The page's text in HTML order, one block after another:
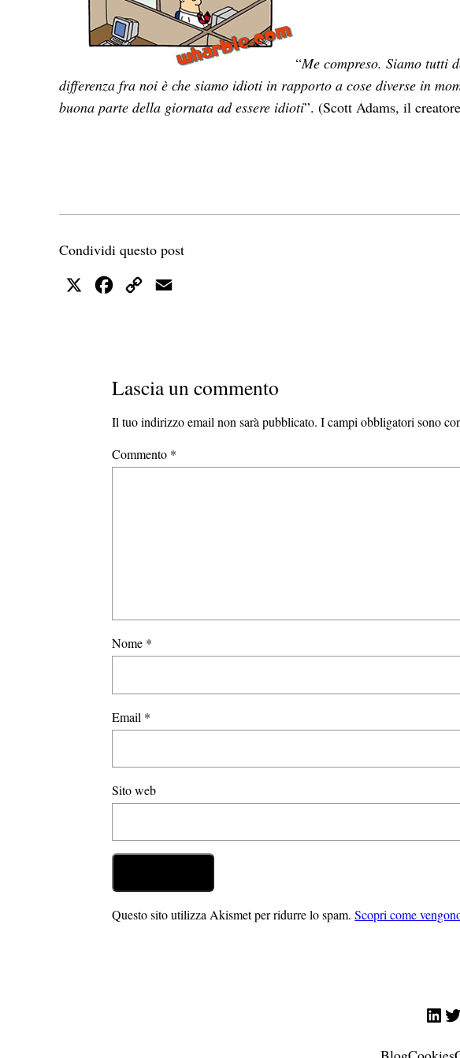
“Me compreso. Siamo tutti
differenza fra noi è che siamo idioti in rapporto a cose diverse in
buona parte della giornata ad essere idioti”. (Scott Adams, il
Condividi questo post
X FacebookCopy
Lascia un commento
Il tuo indirizzo email non sarà pubblicato. I campi obbligatori sono
Commento *
Nome *
Email *
Sito web
Questo sito utilizza Akismet per ridurre lo spam.Scopri come